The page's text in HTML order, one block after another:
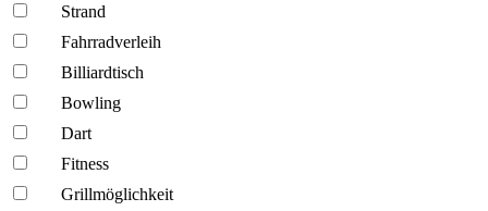
Strand
Fahrrad­verleih
Billiardtisch
Bowling
Dart
Fitness
Grillmöglich­keit